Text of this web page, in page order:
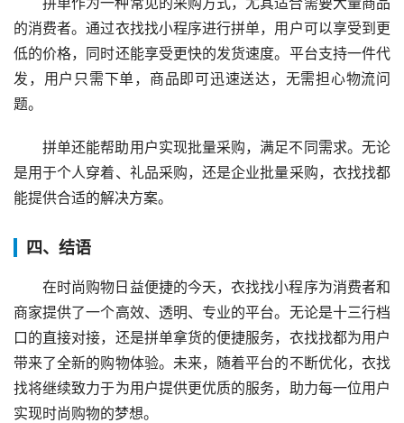
的消费者。通过衣找找小程序进行拼单，用户可以享受到更
低的价格，同时还能享受更快的发货速度。平台支持一件代
发，用户只需下单，商品即可迅速送达，无需担心物流问
题。
拼单还能帮助用户实现批量采购，满足不同需求。无论
是用于个人穿着、礼品采购，还是企业批量采购，衣找找都
能提供合适的解决方案。
四、结语
在时尚购物日益便捷的今天，衣找找小程序为消费者和
商家提供了一个高效、透明、专业的平台。无论是十三行档
口的直接对接，还是拼单拿货的便捷服务，衣找找都为用户
带来了全新的购物体验。未来，随着平台的不断优化，衣找
找将继续致力于为用户提供更优质的服务，助力每一位用户
实现时尚购物的梦想。